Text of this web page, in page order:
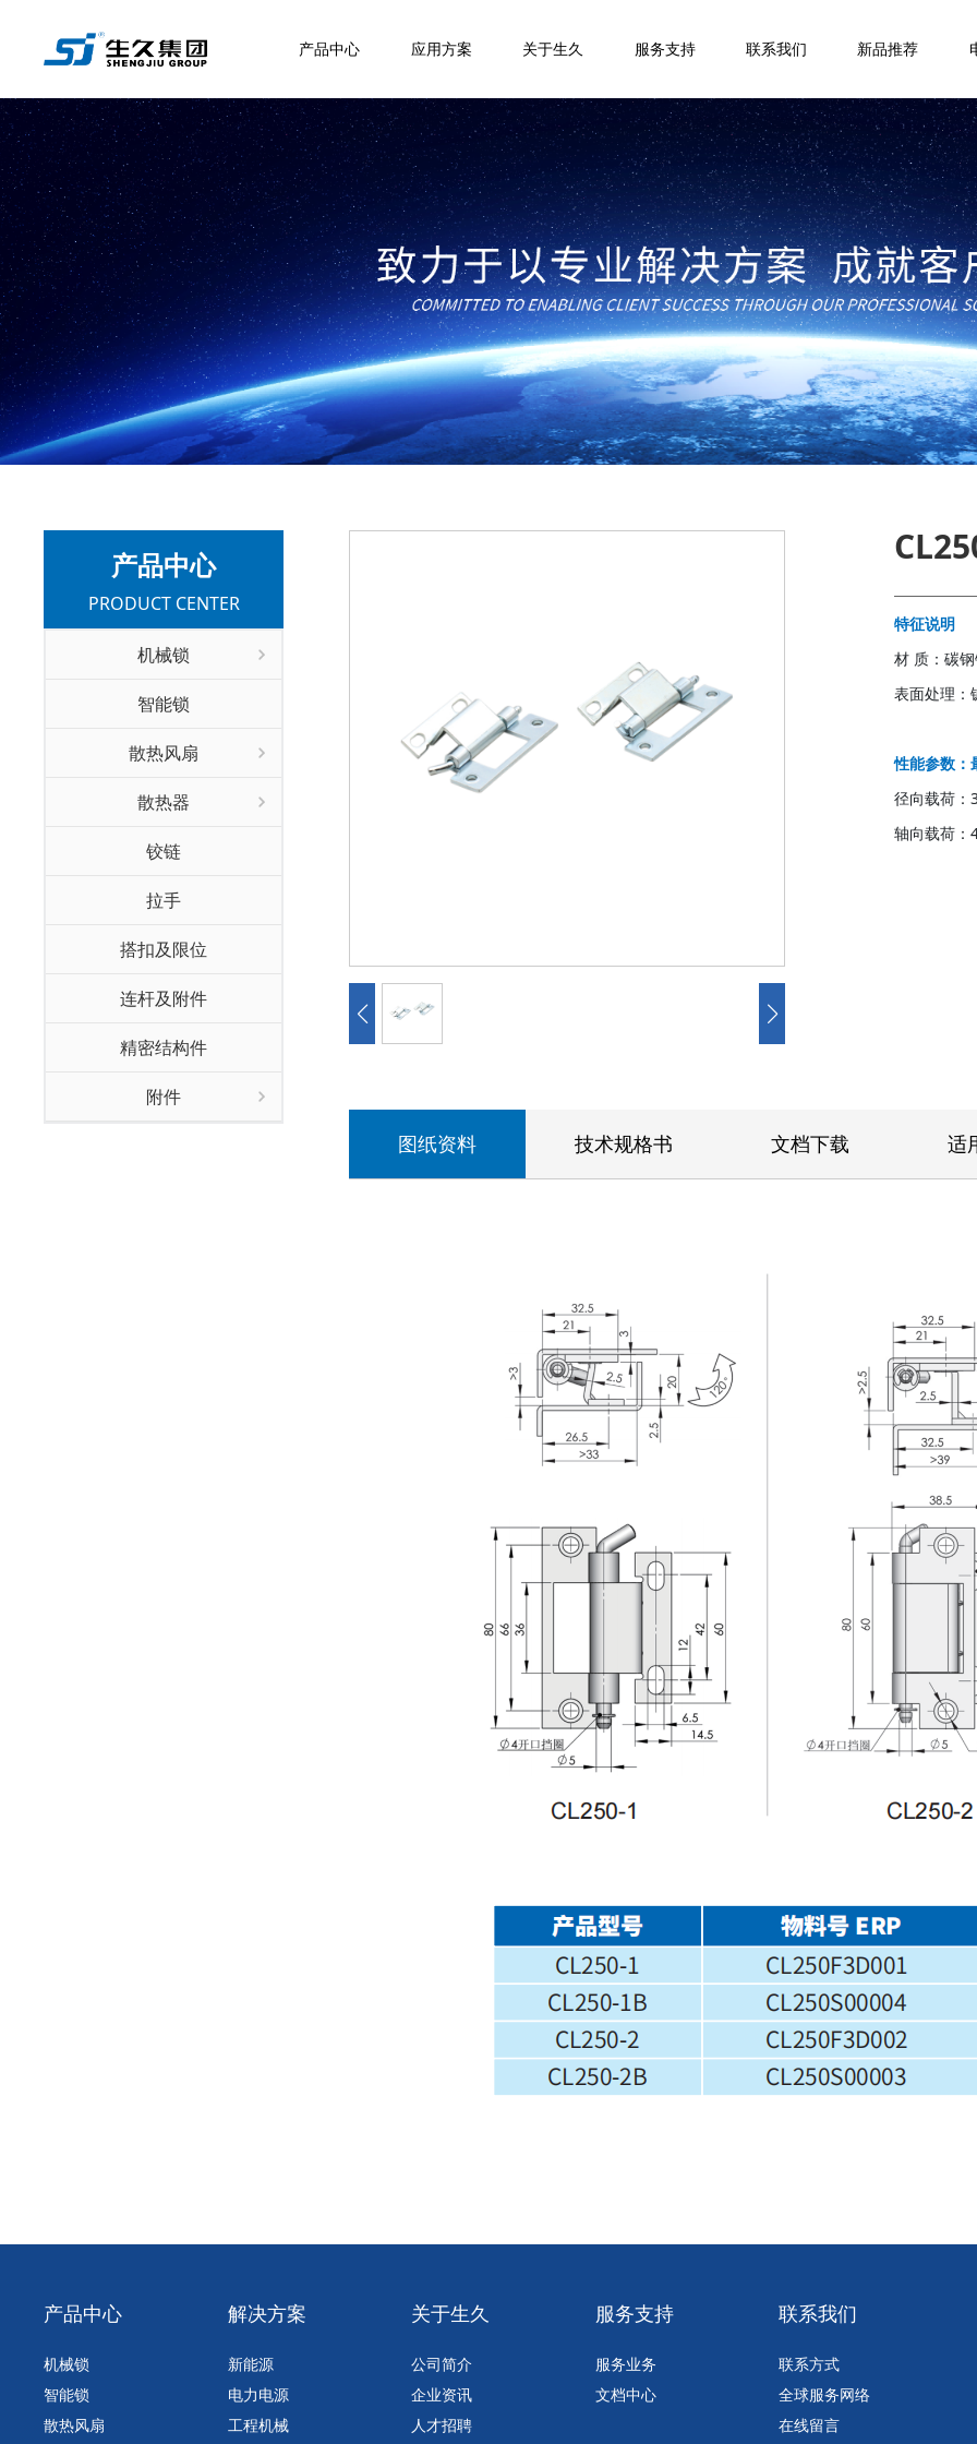
产品中心 应用方案 关于生久 服务支持 联系我们 新品推荐
产品中心
PRODUCT CENTER
机械锁
智能锁
散热风扇
散热器
铰链
拉手
搭扣及限位
连杆及附件
精密结构件
附件
特征说明
材 质：碳
表面处理：
性能参数：
径向载荷：
轴向载荷：
图纸资料 技术规格书 文档下载 适
产品中心
机械锁
智能锁
散热风扇
解决方案
新能源
电力电源
工程机械
关于生久
公司简介
企业资讯
人才招聘
服务支持
服务业务
文档中心
联系我们
联系方式
全球服务网络
在线留言